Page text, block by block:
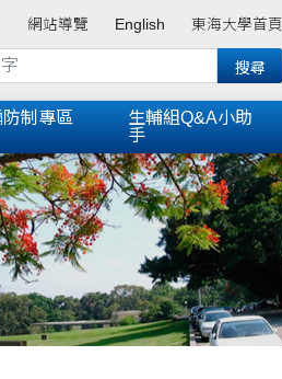
網站導覽 English 東海大學首頁
制專區
生輔組Q&A小助
手